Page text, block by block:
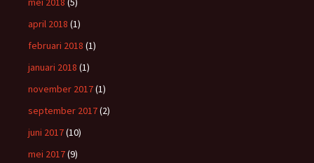
april 2018 (1)
februari 2018 (1)
januari 2018 (1)
november 2017(1)
september 2017(2)
juni 2017(10)
mei 2017(9)